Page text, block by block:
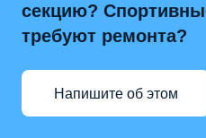
секцию?
требуют ремонта?
Напишите об этом